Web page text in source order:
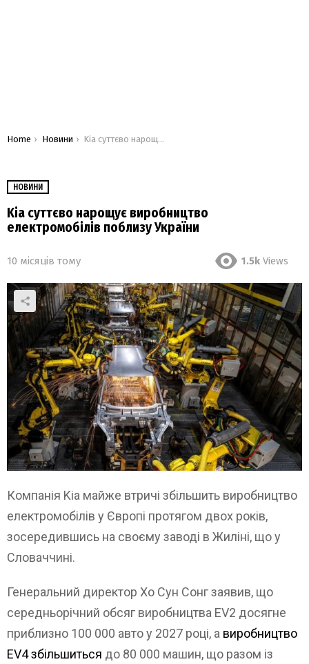
You are here:
Home Новини Kia суттєво нарощує виробництво електромобілів поблизу України
НОВИНИ
Kia суттєво нарощує виробництво
електромобілів поблизу України
10 місяців тому 1.5k Views
Компанія Kia майже втричі збільшить виробництво
електромобілів у Європі протягом двох років,
зосередившись на своєму заводі в Жиліні, що у
Словаччині.
Генеральний директор Хо Сун Сонг заявив, що
середньорічний обсяг виробництва EV2 досягне
приблизно 100 000 авто у 2027 році, а виробництво
EV4 збільшиться до 80 000 машин, що разом із